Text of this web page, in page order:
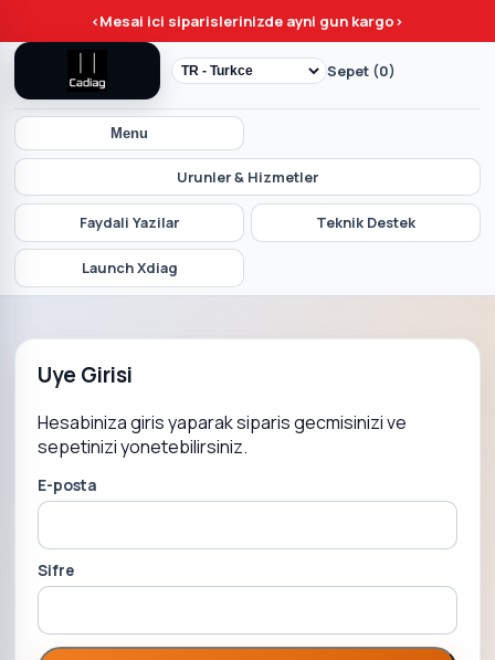
<Mesai ici siparislerinizde ayni gun kargo>
Menu
Urunler & Hizmetler
Faydali Yazilar Teknik Destek
Launch Xdiag
Sepet (0)
Uye Girisi
Hesabiniza giris yaparak siparis gecmisinizi ve
sepetinizi yonetebilirsiniz.
E-posta
Sifre